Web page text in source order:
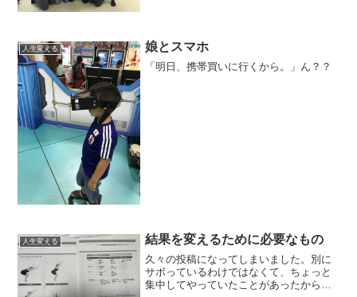
人生変える 娘とスマホ
「明日、携帯買いに行くから。」ん？？
人生変える 結果を変えるために必要なもの
久々の投稿になってしまいました。別に
サボっているわけではなくて、ちょっと
集中してやっていたことがあったからで